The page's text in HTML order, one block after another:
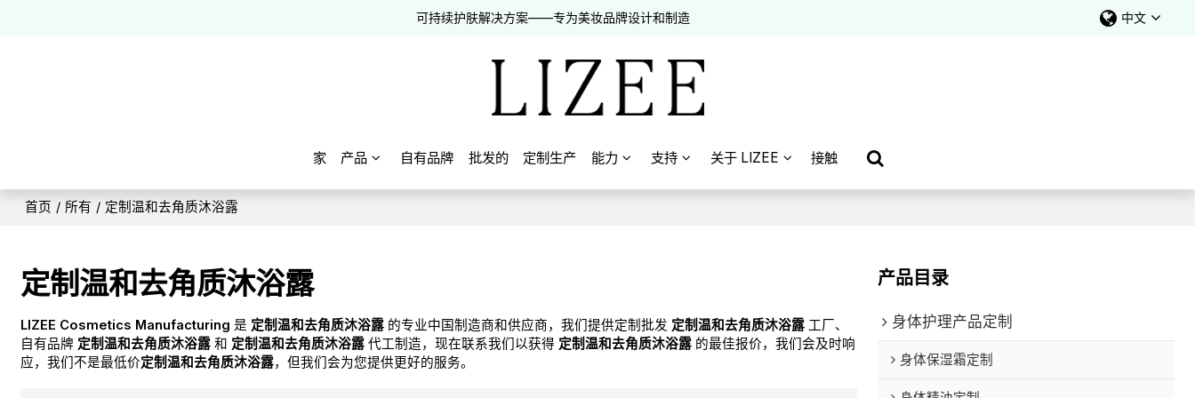
可持续护肤解决方案——专为美妆品牌设计和制造 中文
家 产品 自有品牌 批发的 定制生产 能力 支持 关于 LIZEE 接触
首页 / 所有 / 定制温和去角质沐浴露
定制温和去角质沐浴露
LIZEE Cosmetics Manufacturing 是 定制温和去角质沐浴露 的专业中国制造商和供应商，我们提供定制批发 定制温和去角质沐浴露 工厂、
自有品牌 定制温和去角质沐浴露 和 定制温和去角质沐浴露 代工制造，现在联系我们以获得 定制温和去角质沐浴露 的最佳报价，我们会及时响
应，我们不是最低价定制温和去角质沐浴露，但我们会为您提供更好的服务。
产品目录
身体护理产品定制
身体保湿霜定制